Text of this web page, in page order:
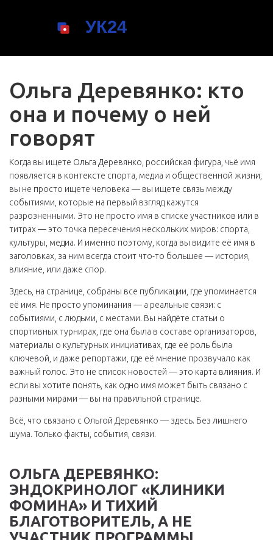
Ольга Деревянко: кто
она и почему о ней
говорят
Когда вы ищете Ольга Деревянко российская фигура, чьё имя
появляется в контексте спорта, медиа и общественной жизни
вы не просто ищете человека — вы ищете связь между
событиями, которые на первый взгляд кажутся
разрозненными. Это не просто имя в списке участников или в
титрах — это точка пересечения нескольких миров: спорта,
культуры, медиа. И именно поэтому, когда вы видите её имя в
заголовках, за ним всегда стоит что-то большее — история,
влияние, или даже спор.
Здесь, на странице, собраны все публикации, где упоминается
её имя. Не просто упоминания — а реальные связи: с
событиями, с людьми, с местами. Вы найдёте статьи о
спортивных турнирах, где она была в составе организаторов,
материалы о культурных инициативах, где её роль была
ключевой, и даже репортажи, где её мнение прозвучало как
важный голос. Это не список новостей — это карта влияния. И
если вы хотите понять, как одно имя может быть связано с
разными мирами — вы на правильной странице.
Всё, что связано с Ольгой Деревянко — здесь. Без лишнего
шума. Только факты, события, связи.
ОЛЬГА ДЕРЕВЯНКО:
ЭНДОКРИНОЛОГ «КЛИНИКИ
ФОМИНА» И ТИХИЙ
БЛАГОТВОРИТЕЛЬ, А НЕ